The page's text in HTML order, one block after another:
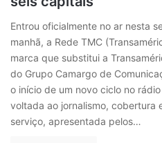
Entrou oficialmente no ar nesta
manhã, a Rede TMC
marca que substitui a
do Grupo Camargo de
o início de um novo ciclo no
voltada ao jornalismo, cobertura
serviço, apresentada pelos…